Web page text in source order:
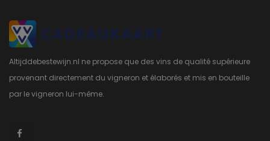
Altijddebestewijn.nl ne propose que des vins de qualité supérieure
provenant directement du vigneron et élaborés et mis en bouteille
par le vigneron lui-même.